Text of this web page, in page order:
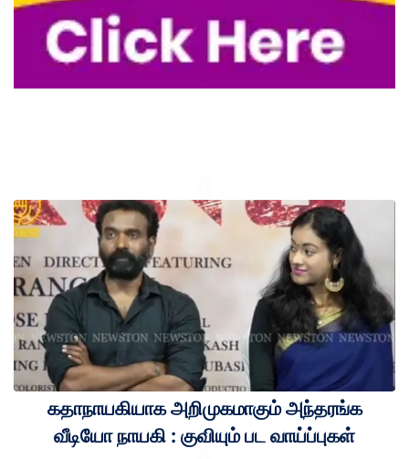
கதாநாயகியாக அறிமுகமாகும் அந்தரங்க
வீடியோ நாயகி : குவியும் பட வாய்ப்புகள்